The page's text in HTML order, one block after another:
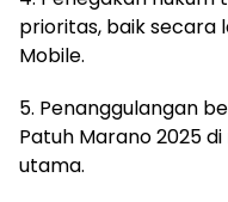
prioritas, baik secara
Mobile.
5. Penanggulangan
Patuh Marano 2025
utama.